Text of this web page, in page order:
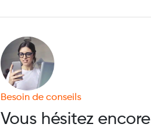
Besoin de conseils
Vous hésitez encore